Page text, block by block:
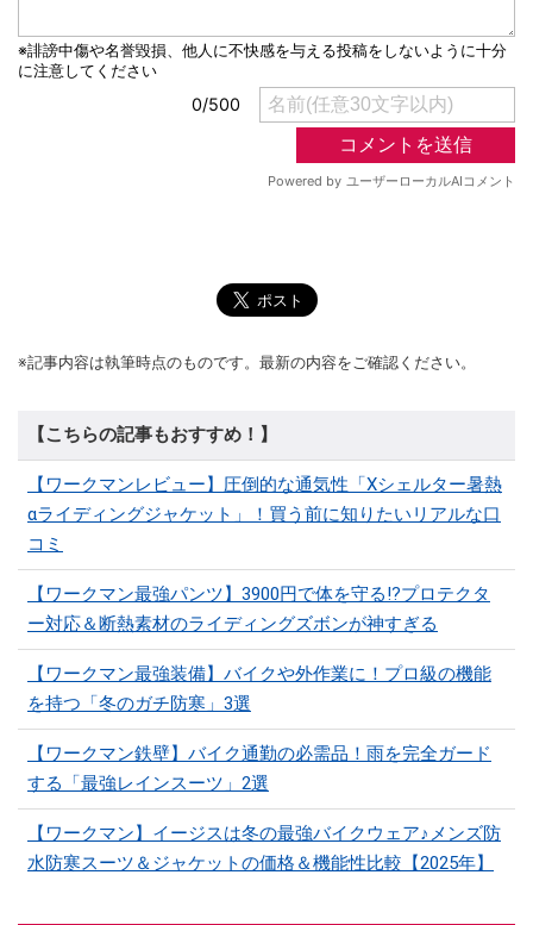
※記事内容は執筆時点のものです。最新の内容をご確認ください。
【こちらの記事もおすすめ！】
【ワークマンレビュー】圧倒的な通気性「Xシェルター暑熱
αライディングジャケット」！買う前に知りたいリアルな口
コミ
【ワークマン最強パンツ】3900円で体を守る!?プロテクタ
ー対応＆断熱素材のライディングズボンが神すぎる
【ワークマン最強装備】バイクや外作業に！プロ級の機能
を持つ「冬のガチ防寒」3選
【ワークマン鉄壁】バイク通勤の必需品！雨を完全ガード
する「最強レインスーツ」2選
【ワークマン】イージスは冬の最強バイクウェア♪メンズ防
水防寒スーツ＆ジャケットの価格＆機能性比較【2025年】